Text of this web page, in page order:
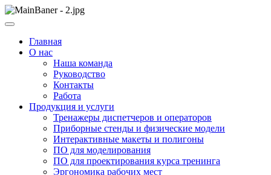
Skip
to
ООО НПП "АТП"
ООО НПП "АТП" – разработка тренажерных комплексов
Главная
О нас
Наша команда
Руководство
Контакты
Работа
Продукция и услуги
Тренажеры диспетчеров и операторов
Приборные стенды и физические модели
Интерактивные макеты и полигоны
ПО для моделирования
ПО для проектирования курса тренинга
Эргономика рабочих мест